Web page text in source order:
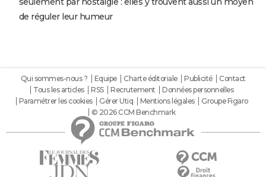
de réguler leur humeur
Qui sommes-nous ? Equipe Charte éditoriale Publicité
Contact
Tous les articles
RSS Recrutement
Données personnelles
Paramétrer les cookies
Gérer Utiq Mentions légales
Groupe Figaro
© 2026 CCM Benchmark